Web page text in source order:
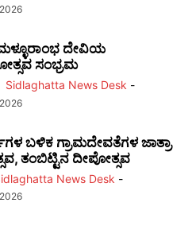
ದೇವಿಯ
ಸಂಭ್ರಮ
Sidlaghatta News Desk -
ಬಳಿಕ ಗ್ರಾಮದೇವತೆಗಳ ಜಾತ್ರಾ
ತಂಬಿಟ್ಟಿನ ದೀಪೋತ್ಸವ
News Desk -